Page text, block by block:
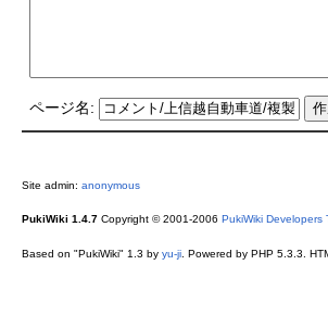
ページ名:
Site admin: anonymous
PukiWiki 1.4.7Copyright © 2001-2006 PukiWiki Developers
Based on "PukiWiki" 1.3 by yu-ji. Powered by PHP 5.3.3.